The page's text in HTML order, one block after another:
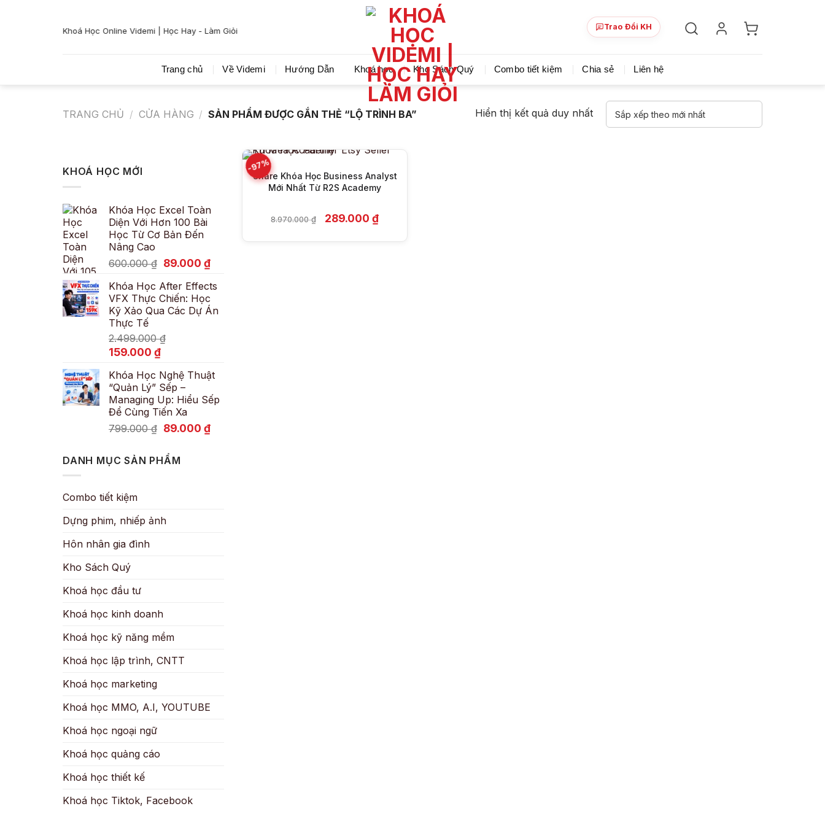
Khoá Học Online Videmi | Học Hay - Làm Giỏi Videmi giúp bạn học tiết kiệm và tiến bộ hơn mỗi ngày! Chia sẻ khoá học giá rẻ cho những ai hạn hẹp
Trao Đổi KH
Trang chủ Về Videmi Hướng Dẫn Khoá học Kho Sách Quý Combo tiết kiệm Chia sẻ Liên hệ
TRANG CHỦ / CỬA HÀNG / SẢN PHẨM ĐƯỢC GẮN THẺ “LỘ TRÌNH BA” Hiển thị kết quả duy nhất
KHOÁ HỌC MỚI
Khóa Học Excel Toàn
Diện Với Hơn 100 Bài
Học Từ Cơ Bản Đến
Nâng Cao
600.000₫ Giá
là:
600.000 ₫.
89.000 ₫Giá
tại
là:
89.000 ₫.
Khóa Học After Effects
VFX Thực Chiến: Học
Kỹ Xảo Qua Các Dự Án
Thực Tế
2.499.000₫
Giá
là:
2.499.000 ₫.
159.000 ₫Giá
tại
là:
159.000 ₫.
Khóa Học Nghệ Thuật
“Quản Lý” Sếp –
Managing Up: Hiểu Sếp
Để Cùng Tiến Xa
799.000₫ Giá
là:
799.000 ₫.
89.000 ₫Giá
DANH MỤC SẢN PHẨM
Combo tiết kiệm
Dựng phim, nhiếp ảnh
Hôn nhân gia đình
Kho Sách Quý
Khoá học đầu tư
Khoá học kinh doanh
Khoá học kỹ năng mềm
Khoá học lập trình, CNTT
Khoá học marketing
Khoá học MMO, A.I, YOUTUBE
Khoá học ngoại ngữ
Khoá học quảng cáo
Khoá học thiết kế
Khoá học Tiktok, Facebook
-97%
Share Khóa Học Business Analyst
Mới Nhất Từ R2S Academy
8.970.000₫ Giá
289.000₫Giá